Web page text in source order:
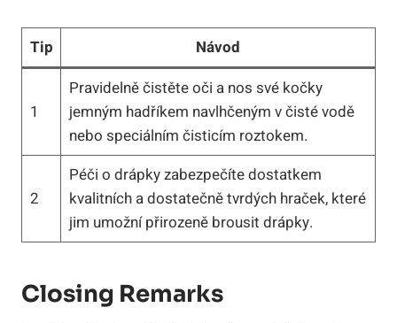
Tip Návod
1
Pravidelně čistěte oči a nos své kočky
jemným hadříkem‍ navlhčeným v čisté vodě
nebo⁣ speciálním čisticím⁤ roztokem.
2
Péči o drápky zabezpečíte dostatkem
kvalitních a ⁢dostatečně tvrdých hraček, které
jim umožní přirozeně brousit drápky.
Closing Remarks